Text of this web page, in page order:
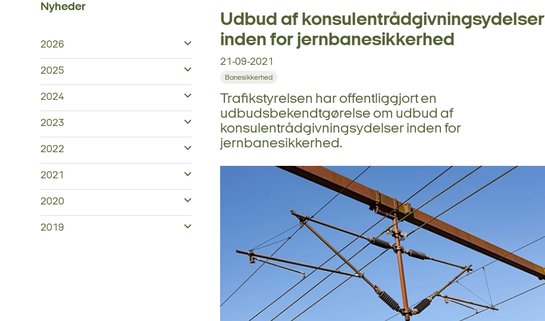
Nyheder
2026
2025
2024
2023
2022
2021
2020
2019
Udbud af konsulentrådgivningsydelser
inden for jernbanesikkerhed
21-09-2021
Banesikkerhed
Trafikstyrelsen har offentliggjort en
udbudsbekendtgørelse om udbud af
konsulentrådgivningsydelser inden for
jernbanesikkerhed.